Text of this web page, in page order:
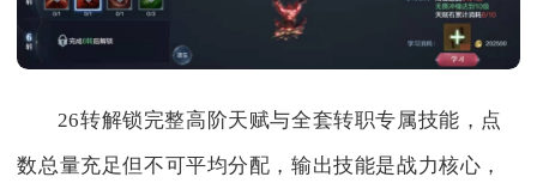
26转解锁完整高阶天赋与全套转职专属技能，点
数总量充足但不可平均分配，输出技能是战力核心，